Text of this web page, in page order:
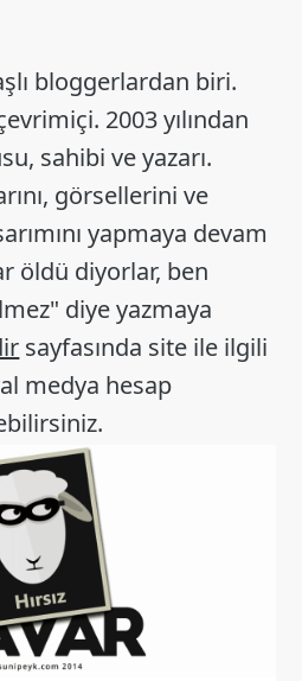
bloggerlardan biri.
2003 yılından
sahibi ve yazarı.
görsellerini ve
yapmaya devam
öldü diyorlar, ben
diye yazmaya
sayfasında site ile ilgili
medya hesap